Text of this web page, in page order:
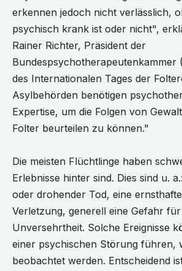
erkennen jedoch nicht verlässlich,
psychisch krank ist oder nicht",
Rainer Richter, Präsident der
Bundespsychotherapeutenkammer
des Internationalen Tages der
Asylbehörden benötigen
Expertise, um die Folgen von
Folter beurteilen zu können."
Die meisten Flüchtlinge haben
Erlebnisse hinter sind. Dies sind u.
oder drohender Tod, eine
Verletzung, generell eine Gefahr
Unversehrtheit. Solche Ereignisse
einer psychischen Störung führen,
beobachtet werden. Entscheidend